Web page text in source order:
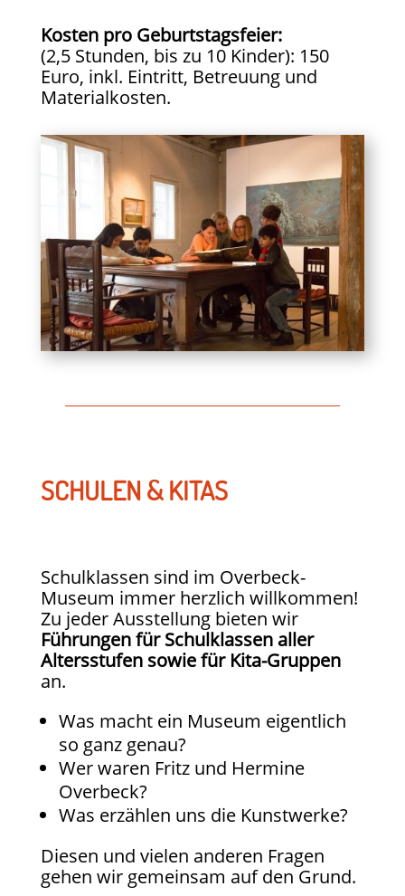
Kosten pro Geburtstagsfeier:
(2,5 Stunden, bis zu 10 Kinder): 150
Euro, inkl. Eintritt, Betreuung und
Materialkosten.
SCHULEN & KITAS
Schulklassen sind im Overbeck-
Museum immer herzlich willkommen!
Zu jeder Ausstellung bieten wir
Führungen für Schulklassen aller
Altersstufen sowie für Kita-Gruppen
an.
Was macht ein Museum eigentlich
so ganz genau?
Wer waren Fritz und Hermine
Overbeck?
Was erzählen uns die Kunstwerke?
Diesen und vielen anderen Fragen
gehen wir gemeinsam auf den Grund.